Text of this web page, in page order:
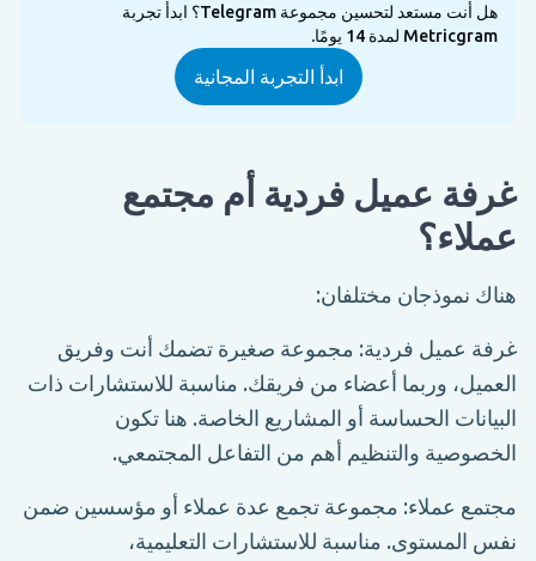
هل أنت مستعد لتحسين مجموعة Telegram؟ ابدأ تجربة
Metricgram لمدة 14 يومًا.
ابدأ التجربة المجانية
غرفة عميل فردية أم مجتمع
عملاء؟
هناك نموذجان مختلفان:
غرفة عميل فردية: مجموعة صغيرة تضمك أنت وفريق
العميل، وربما أعضاء من فريقك. مناسبة للاستشارات ذات
البيانات الحساسة أو المشاريع الخاصة. هنا تكون
الخصوصية والتنظيم أهم من التفاعل المجتمعي.
مجتمع عملاء: مجموعة تجمع عدة عملاء أو مؤسسين ضمن
نفس المستوى. مناسبة للاستشارات التعليمية،